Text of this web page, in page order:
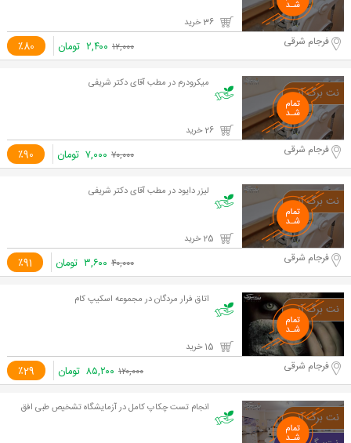
٪80 فرجام شرقی ۱۲,۰۰۰ ۲,۴۰۰ تومان
میکرودرم در مطب آقای دکتر شریفی
٪90 فرجام شرقی ۷۰,۰۰۰ ۷,۰۰۰ تومان
لیزر دایود در مطب آقای دکتر شریفی
٪91 فرجام شرقی ۴۰,۰۰۰ ۳,۶۰۰ تومان
اتاق فرار مردگان در مجموعه اسکیپ کام
٪29 فرجام شرقی ۱۲۰,۰۰۰ ۸۵,۲۰۰ تومان
انجام تست چکاپ کامل در آزمایشگاه تشخیص طبی افق